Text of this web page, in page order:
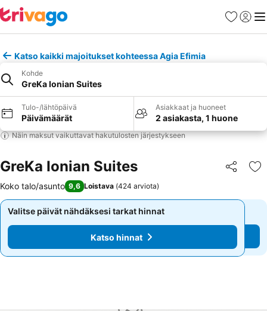
Suosikit
Katso kaikki majoitukset kohteessa Agia Efimia
Kohde
GreKa Ionian Suites
Tulo-/lähtöpäivä
Päivämäärät
Asiakkaat ja huoneet
2 asiakasta, 1 huone
Näin maksut vaikuttavat hakutulosten järjestykseen
GreKa Ionian Suites Jaa
Koko talo/asunto 9,6 Loistava (424 arviota)
Valitse päivät nähdäksesi tarkat hinnat
Katso hinnat
Valitse päivät nähdäksesi tarkat hinnat
Katso hinnat